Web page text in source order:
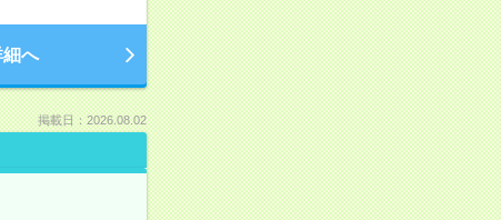
細へ
掲載日：2026.08.02